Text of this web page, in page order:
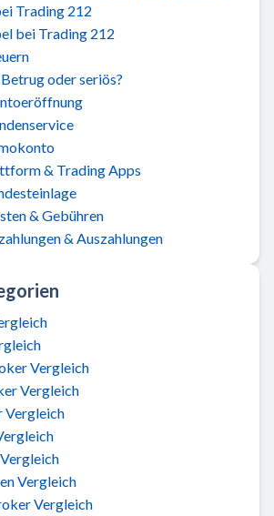
Trading 212
bei Trading 212
oder seriös?
& Trading Apps
& Gebühren
& Auszahlungen
Vergleich
Vergleich
Vergleich
Vergleich
Vergleich